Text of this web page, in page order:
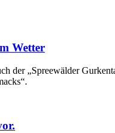
Wetter
der „Spreewälder